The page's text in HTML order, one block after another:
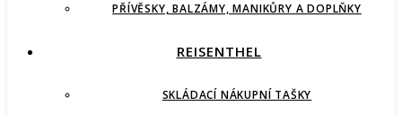
PŘÍVĚSKY, BALZÁMY, MANIKŮRY A DOPLŇKY
REISENTHEL
SKLÁDACÍ NÁKUPNÍ TAŠKY